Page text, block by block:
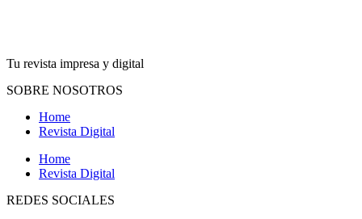
Tu revista impresa y digital
SOBRE NOSOTROS
Home
Revista Digital
Home
Revista Digital
REDES SOCIALES